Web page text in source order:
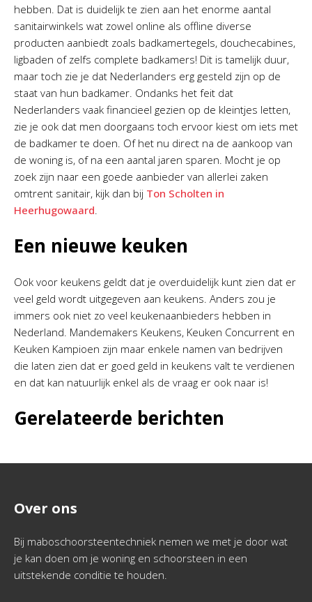
hebben. Dat is duidelijk te zien aan het enorme aantal
sanitairwinkels wat zowel online als offline diverse
producten aanbiedt zoals badkamertegels, douchecabines,
ligbaden of zelfs complete badkamers! Dit is tamelijk duur,
maar toch zie je dat Nederlanders erg gesteld zijn op de
staat van hun badkamer. Ondanks het feit dat
Nederlanders vaak financieel gezien op de kleintjes letten,
zie je ook dat men doorgaans toch ervoor kiest om iets met
de badkamer te doen. Of het nu direct na de aankoop van
de woning is, of na een aantal jaren sparen. Mocht je op
zoek zijn naar een goede aanbieder van allerlei zaken
omtrent sanitair, kijk dan bij Ton Scholten in
Heerhugowaard.
Een nieuwe keuken
Ook voor keukens geldt dat je overduidelijk kunt zien dat er
veel geld wordt uitgegeven aan keukens. Anders zou je
immers ook niet zo veel keukenaanbieders hebben in
Nederland. Mandemakers Keukens, Keuken Concurrent en
Keuken Kampioen zijn maar enkele namen van bedrijven
die laten zien dat er goed geld in keukens valt te verdienen
en dat kan natuurlijk enkel als de vraag er ook naar is!
Gerelateerde berichten
Over ons
Bij maboschoorsteentechniek nemen we met je door wat
je kan doen om je woning en schoorsteen in een
uitstekende conditie te houden.